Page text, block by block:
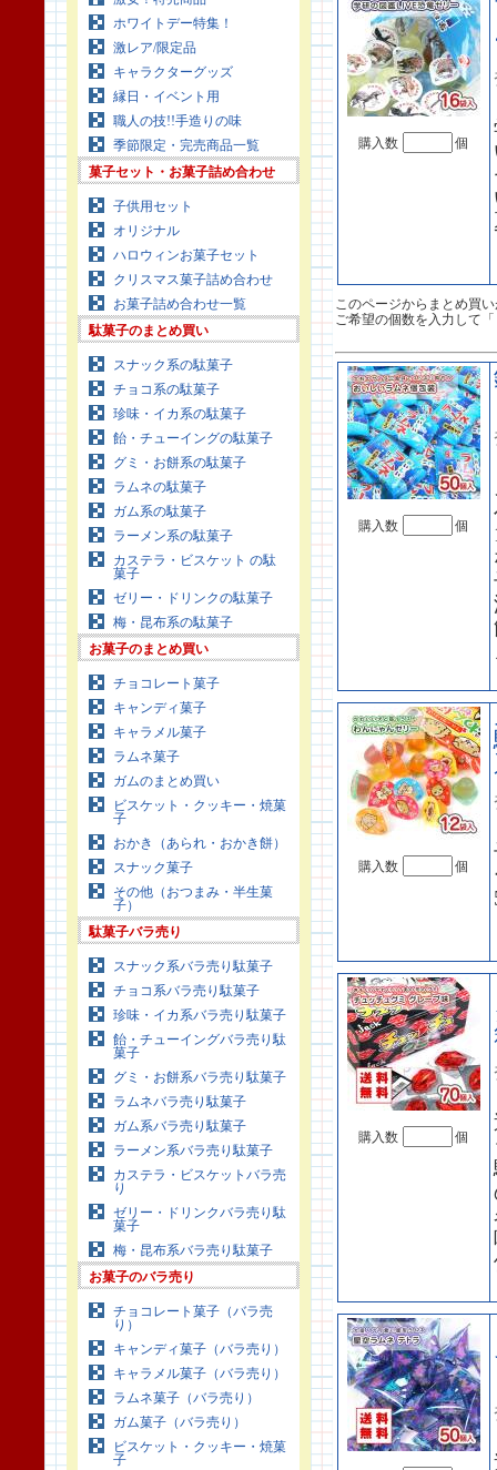
ホワイトデー特集！
激レア/限定品
キャラクターグッズ
縁日・イベント用
職人の技!!手造りの味
季節限定・完売商品一覧
菓子セット・お菓子詰め合わせ
子供用セット
オリジナル
ハロウィンお菓子セット
クリスマス菓子詰め合わせ
お菓子詰め合わせ一覧
駄菓子のまとめ買い
スナック系の駄菓子
チョコ系の駄菓子
珍味・イカ系の駄菓子
飴・チューイングの駄菓子
グミ・お餅系の駄菓子
ラムネの駄菓子
ガム系の駄菓子
ラーメン系の駄菓子
カステラ・ビスケット の駄
菓子
ゼリー・ドリンクの駄菓子
梅・昆布系の駄菓子
お菓子のまとめ買い
チョコレート菓子
キャンディ菓子
キャラメル菓子
ラムネ菓子
ガムのまとめ買い
ビスケット・クッキー・焼菓
子
おかき（あられ・おかき餅）
スナック菓子
その他（おつまみ・半生菓
子）
駄菓子バラ売り
スナック系バラ売り駄菓子
チョコ系バラ売り駄菓子
珍味・イカ系バラ売り駄菓子
飴・チューイングバラ売り駄
菓子
グミ・お餅系バラ売り駄菓子
ラムネバラ売り駄菓子
ガム系バラ売り駄菓子
ラーメン系バラ売り駄菓子
カステラ・ビスケットバラ売
り
ゼリー・ドリンクバラ売り駄
菓子
梅・昆布系バラ売り駄菓子
お菓子のバラ売り
チョコレート菓子（バラ売
り）
キャンディ菓子（バラ売り）
キャラメル菓子（バラ売り）
ラムネ菓子（バラ売り）
ガム菓子（バラ売り）
ビスケット・クッキー・焼菓
子
購入数 個
このページからまとめ買
ご希望の個数を入力して
購入数 個
購入数 個
購入数 個